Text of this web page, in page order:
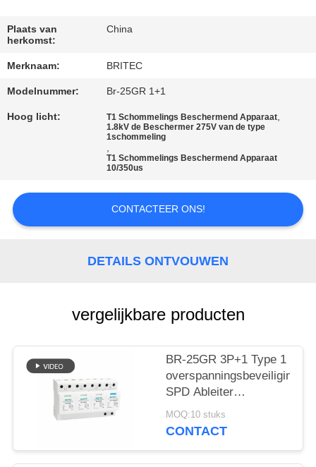
ALLE
GEVALLEN
SHOW
SITEMAP
Plaats van
herkomst:
China
Merknaam: BRITEC
Modelnummer: Br-25GR 1+1
Hoog licht: T1 Schommelings Beschermend Apparaat,
1.8kV de Beschermer 275V van de type
1schommeling
,
T1 Schommelings Beschermend Apparaat
10/350us
CONTACTEER ONS!
DETAILS ONTVOUWEN
vergelijkbare producten
BR-25GR 3P+1 Type 1
overspanningsbeveiliging
SPD Ableiter
bliksemafleider
vonkafstand spd
MOQ:10 stuks
CONTACT